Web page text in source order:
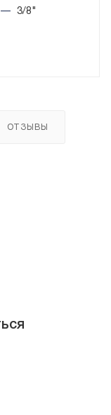
—
3/8"
ОТЗЫВЫ